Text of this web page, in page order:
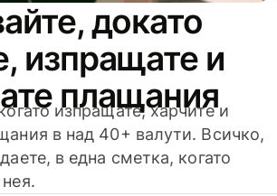
докато
изпращате и
плащания
изпращате, харчите и
в над 40+ валути. Всичко,
в една сметка, когато